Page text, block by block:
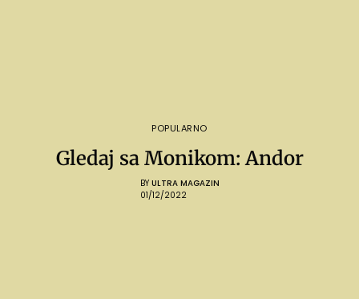
POPULARNO
Gledaj sa Monikom: Andor
BY ULTRA MAGAZIN
01/12/2022